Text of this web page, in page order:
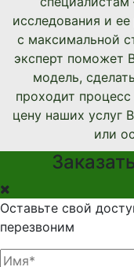
исследования и
с максимальной
эксперт поможет
модель,
проходит процесс
цену наших услуг
или
Оставьте свой
перезвоним